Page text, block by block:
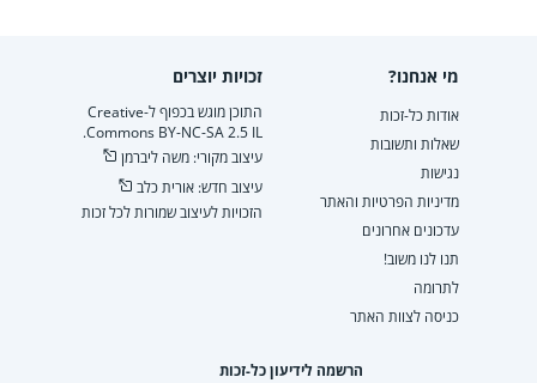
מי אנחנו?
אודות כל-זכות
שאלות ותשובות
נגישות
מדיניות הפרטיות והאתר
עדכונים אחרונים
תנו לנו משוב!
לתרומה
כניסה לצוות האתר
זכויות יוצרים
התוכן מוגש בכפוף ל-Creative
Commons BY-NC-SA 2.5 IL.
עיצוב מקורי: משה ליברמן
עיצוב חדש: אורית כלב
הזכויות לעיצוב שמורות לכל זכות
הרשמה לידיעון כל-זכות